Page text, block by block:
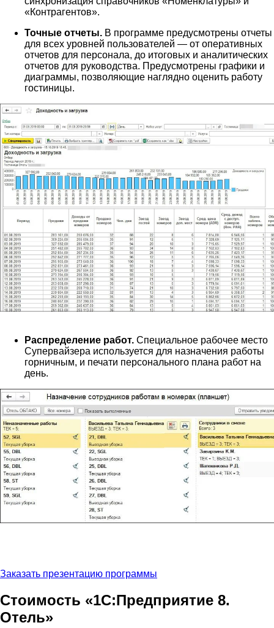
«Контрагентов».
Точные отчеты. В программе предусмотрены отчеты
для всех уровней пользователей — от оперативных
отчетов для персонала, до итоговых и аналитических
отчетов для руководства. Предусмотрены графики и
диаграммы, позволяющие наглядно оценить работу
гостиницы.
Распределение работ. Специальное рабочее место
Супервайзера используется для назначения работы
горничным, и печати персонального плана работ на
день.
Заказать презентацию программы
Стоимость «1С:Предприятие 8.
Отель»